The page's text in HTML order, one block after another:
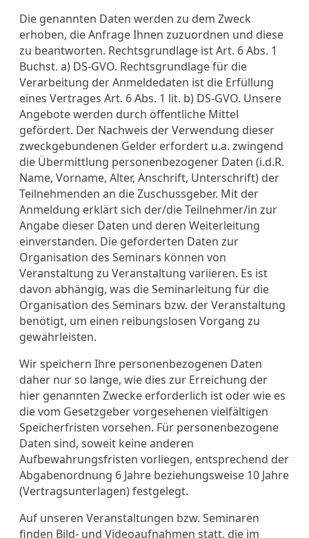
Die genannten Daten werden zu dem Zweck
erhoben, die Anfrage Ihnen zuzuordnen und diese
zu beantworten. Rechtsgrundlage ist Art. 6 Abs. 1
Buchst. a) DS-GVO. Rechtsgrundlage für die
Verarbeitung der Anmeldedaten ist die Erfüllung
eines Vertrages Art. 6 Abs. 1 lit. b) DS-GVO. Unsere
Angebote werden durch öffentliche Mittel
gefördert. Der Nachweis der Verwendung dieser
zweckgebundenen Gelder erfordert u.a. zwingend
die Übermittlung personenbezogener Daten (i.d.R.
Name, Vorname, Alter, Anschrift, Unterschrift) der
Teilnehmenden an die Zuschussgeber. Mit der
Anmeldung erklärt sich der/die Teilnehmer/in zur
Angabe dieser Daten und deren Weiterleitung
einverstanden. Die geforderten Daten zur
Organisation des Seminars können von
Veranstaltung zu Veranstaltung variieren. Es ist
davon abhängig, was die Seminarleitung für die
Organisation des Seminars bzw. der Veranstaltung
benötigt, um einen reibungslosen Vorgang zu
gewährleisten.
Wir speichern Ihre personenbezogenen Daten
daher nur so lange, wie dies zur Erreichung der
hier genannten Zwecke erforderlich ist oder wie es
die vom Gesetzgeber vorgesehenen vielfältigen
Speicherfristen vorsehen. Für personenbezogene
Daten sind, soweit keine anderen
Aufbewahrungsfristen vorliegen, entsprechend der
Abgabenordnung 6 Jahre beziehungsweise 10 Jahre
(Vertragsunterlagen) festgelegt.
Auf unseren Veranstaltungen bzw. Seminaren
finden Bild- und Videoaufnahmen statt, die im